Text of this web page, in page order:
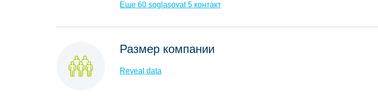
Еще 60 soglasovat 5 контакт
Размер компании
Reveal data